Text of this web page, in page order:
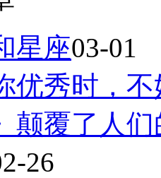
星座03-01
优秀时，
颠覆了人
26